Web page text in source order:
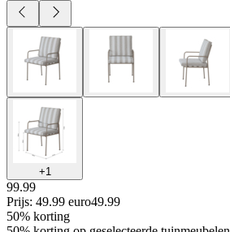
+1
99.99
Prijs: 49.99 euro49.99
50% korting